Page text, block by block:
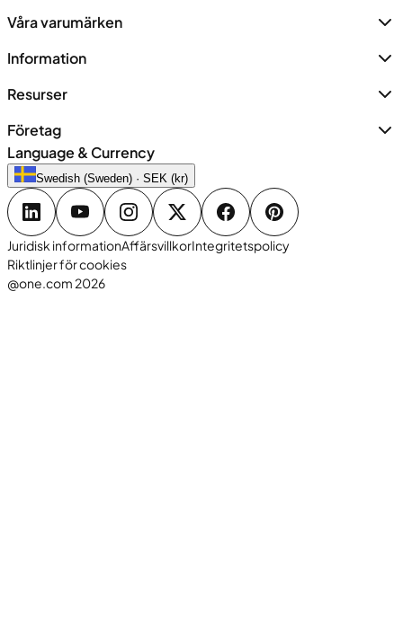
Våra varumärken
Information
Resurser
Företag
Language & Currency
Swedish (Sweden) · SEK (kr)
Juridisk informationAffärsvillkorIntegritetspolicy
Riktlinjer för cookies
@one.com 2026